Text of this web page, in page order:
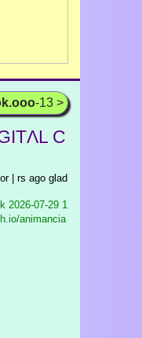
-13 >
C
| rs ago glad
2026-07-29 1
animancia